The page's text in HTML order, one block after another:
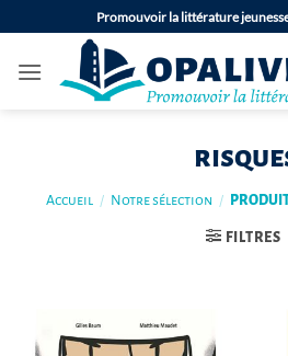
au
contenu
Promouvoir la littérature
Accueil / Notre sélection /
FILTRES